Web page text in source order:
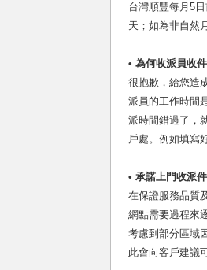
台灣順豐每月5
天；如為非自然
• 為何收派員收
很抱歉，給您造
派員的工作時間
派時間錯過了，
戶處。例如填寫
• 承諾上門收派
在保證服務品質
網點需要過程來
考慮到部分區域
此會向客戶建議